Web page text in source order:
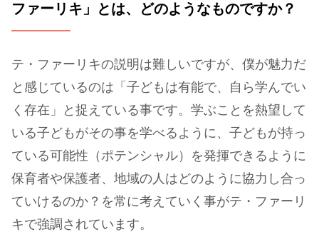
ファーリキ」とは、どのようなものですか？
テ・ファーリキの説明は難しいですが、僕が魅力だ
と感じているのは「子どもは有能で、自ら学んでい
く存在」と捉えている事です。学ぶことを熱望して
いる子どもがその事を学べるように、子どもが持っ
ている可能性（ポテンシャル）を発揮できるように
保育者や保護者、地域の人はどのように協力し合っ
ていけるのか？を常に考えていく事がテ・ファーリ
キで強調されています。